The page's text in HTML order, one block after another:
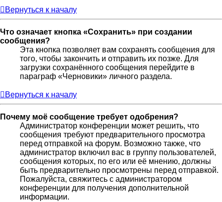
Вернуться к началу
Что означает кнопка «Сохранить» при создании
сообщения?
Эта кнопка позволяет вам сохранять сообщения для
того, чтобы закончить и отправить их позже. Для
загрузки сохранённого сообщения перейдите в
параграф «Черновики» личного раздела.
Вернуться к началу
Почему моё сообщение требует одобрения?
Администратор конференции может решить, что
сообщения требуют предварительного просмотра
перед отправкой на форум. Возможно также, что
администратор включил вас в группу пользователей,
сообщения которых, по его или её мнению, должны
быть предварительно просмотрены перед отправкой.
Пожалуйста, свяжитесь с администратором
конференции для получения дополнительной
информации.